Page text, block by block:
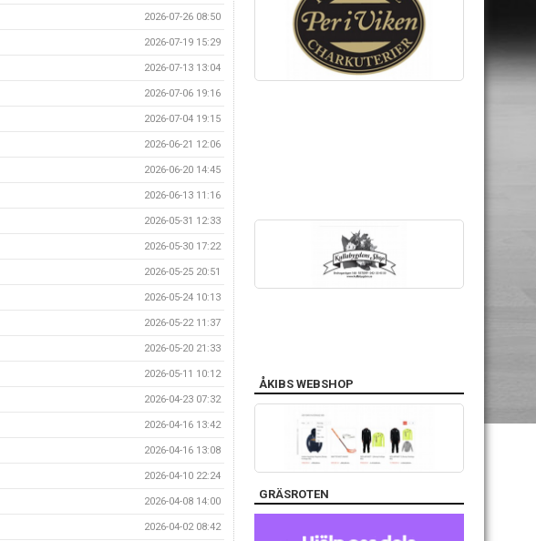
2026-07-26 08:50
2026-07-19 15:29
2026-07-13 13:04
2026-07-06 19:16
2026-07-04 19:15
2026-06-21 12:06
2026-06-20 14:45
2026-06-13 11:16
2026-05-31 12:33
2026-05-30 17:22
2026-05-25 20:51
2026-05-24 10:13
2026-05-22 11:37
2026-05-20 21:33
2026-05-11 10:12
2026-04-23 07:32
2026-04-16 13:42
2026-04-16 13:08
2026-04-10 22:24
2026-04-08 14:00
2026-04-02 08:42
ÅKIBS WEBSHOP
GRÄSROTEN